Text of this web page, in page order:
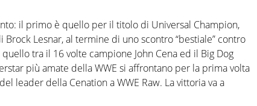
il primo è quello per il titolo di Universal Champion,
Lesnar, al termine di uno scontro “bestiale” contro
tra il 16 volte campione John Cena ed il Big Dog
più amate della WWE si affrontano per la prima volta
leader della Cenation a WWE Raw. La vittoria va a